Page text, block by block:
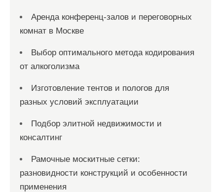
Аренда конференц-залов и переговорных
комнат в Москве
Выбор оптимального метода кодирования
от алкоголизма
Изготовление тентов и пологов для
разных условий эксплуатации
Подбор элитной недвижимости и
консалтинг
Рамочные москитные сетки:
разновидности конструкций и особенности
применения